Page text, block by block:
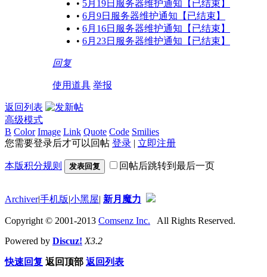
• 5月19日服务器维护通知【已结束】
• 6月9日服务器维护通知【已结束】
• 6月16日服务器维护通知【已结束】
• 6月23日服务器维护通知【已结束】
回复
使用道具 举报
返回列表
高级模式
B Color Image Link Quote Code Smilies
您需要登录后才可以回帖 登录 | 立即注册
本版积分规则 发表回复 回帖后跳转到最后一页
Archiver|手机版|小黑屋| 新月魔力
Copyright © 2001-2013 Comsenz Inc. All Rights Reserved.
Powered by Discuz! X3.2
快速回复 返回顶部 返回列表